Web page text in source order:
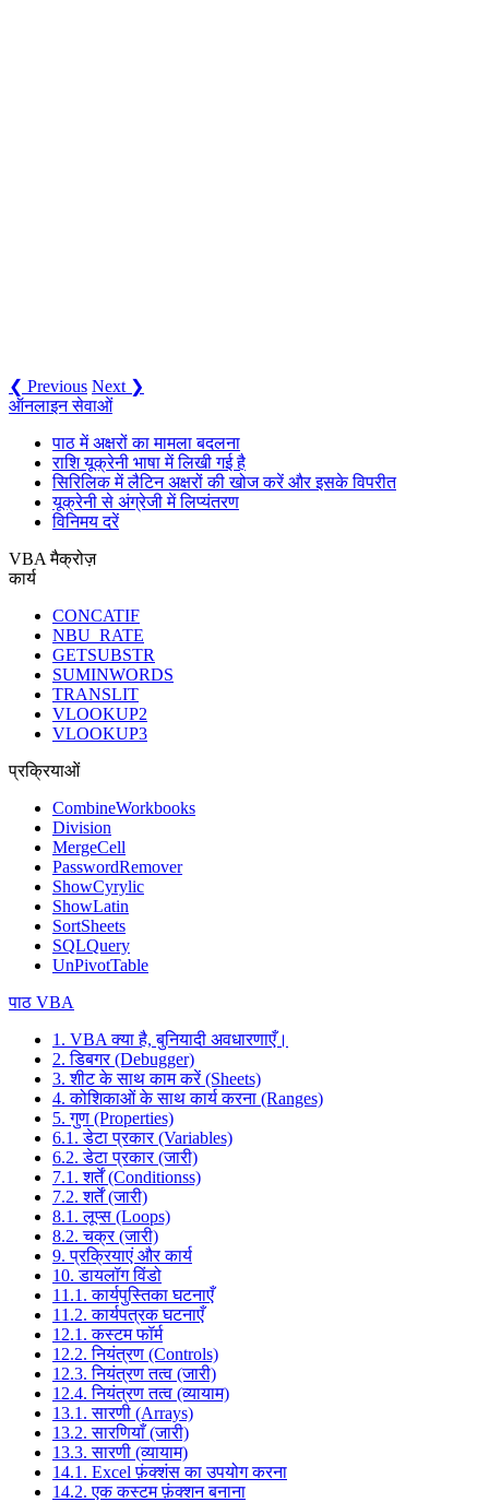
❮ Previous Next ❯
ऑनलाइन सेवाओं
पाठ में अक्षरों का मामला बदलना
राशि यूक्रेनी भाषा में लिखी गई है
सिरिलिक में लैटिन अक्षरों की खोज करें और इसके विपरीत
यूक्रेनी से अंग्रेजी में लिप्यंतरण
विनिमय दरें
VBA मैक्रोज़
कार्य
CONCATIF
NBU_RATE
GETSUBSTR
SUMINWORDS
TRANSLIT
VLOOKUP2
VLOOKUP3
प्रक्रियाओं
CombineWorkbooks
Division
MergeCell
PasswordRemover
ShowCyrylic
ShowLatin
SortSheets
SQLQuery
UnPivotTable
पाठ VBA
1. VBA क्या है, बुनियादी अवधारणाएँ।
2. डिबगर (Debugger)
3. शीट के साथ काम करें (Sheets)
4. कोशिकाओं के साथ कार्य करना (Ranges)
5. गुण (Properties)
6.1. डेटा प्रकार (Variables)
6.2. डेटा प्रकार (जारी)
7.1. शर्तें (Conditionss)
7.2. शर्तें (जारी)
8.1. लूप्स (Loops)
8.2. चक्र (जारी)
9. प्रक्रियाएं और कार्य
10. डायलॉग विंडो
11.1. कार्यपुस्तिका घटनाएँ
11.2. कार्यपत्रक घटनाएँ
12.1. कस्टम फॉर्म
12.2. नियंत्रण (Controls)
12.3. नियंत्रण तत्व (जारी)
12.4. नियंत्रण तत्व (व्यायाम)
13.1. सारणी (Arrays)
13.2. सारणियाँ (जारी)
13.3. सारणी (व्यायाम)
14.1. Excel फ़ंक्शंस का उपयोग करना
14.2. एक कस्टम फ़ंक्शन बनाना